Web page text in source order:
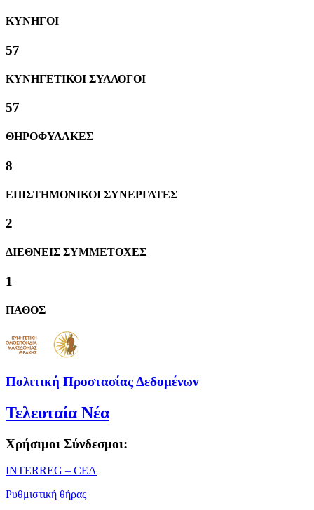
ΚΥΝΗΓΟΙ
61
ΚΥΝΗΓΕΤΙΚΟΙ ΣΥΛΛΟΓΟΙ
61
ΘΗΡΟΦΥΛΑΚΕΣ
8
ΕΠΙΣΤΗΜΟΝΙΚΟΙ ΣΥΝΕΡΓΑΤΕΣ
2
ΔΙΕΘΝΕΙΣ ΣΥΜΜΕΤΟΧΕΣ
1
ΠΑΘΟΣ
Πολιτική Προστασίας Δεδομένων
Τελευταία Νέα
Χρήσιμοι Σύνδεσμοι:
ΙΝΤΕRREG – CEA
Ρυθμιστική θήρας